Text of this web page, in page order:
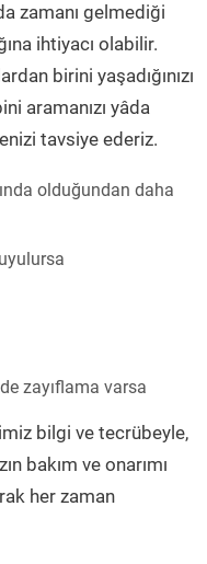
zamanı gelmediği
ihtiyacı olabilir.
birini yaşadığınızı
aramanızı yâda
tavsiye ederiz.
olduğundan daha
zayıflama varsa
bilgi ve tecrübeyle,
bakım ve onarımı
her zaman